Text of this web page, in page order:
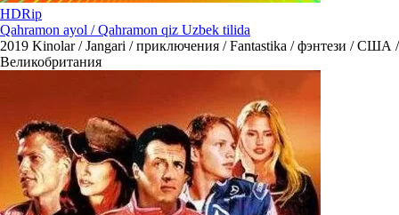
HDRip
Qahramon ayol / Qahramon qiz Uzbek tilida
2019 Kinolar / Jangari / приключения / Fantastika / фэнтези / США /
Великобритания